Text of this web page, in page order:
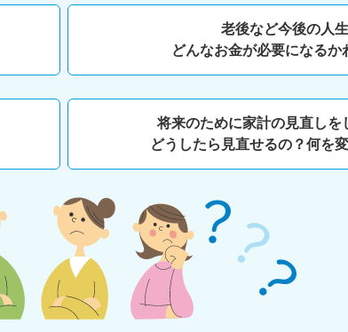
老後など今後の人生
どんなお金が必要になるか
将来のために家計の見直しを
どうしたら見直せるの？何を